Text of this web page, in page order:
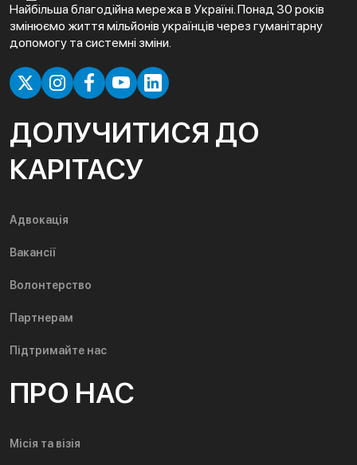
Найбільша благодійна мережа в Україні. Понад 30 років
змінюємо життя мільйонів українців через гуманітарну
допомогу та системні зміни.
ДОЛУЧИТИСЯ ДО
КАРІТАСУ
Адвокація
Вакансії
Волонтерство
Партнерам
Підтримайте нас
ПРО НАС
Місія та візія